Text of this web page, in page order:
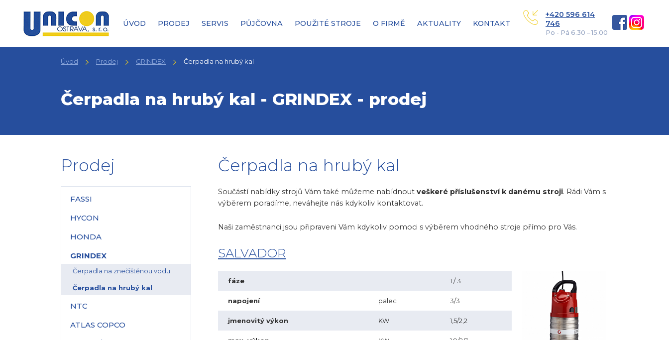
ÚVOD PRODEJ SERVIS PŮJČOVNA POUŽITÉ STROJE O FIRMĚ AKTUALITY KONTAKT
+420 596 614
746
Po - Pá 6.30 – 15.00
Úvod Prodej GRINDEX Čerpadla na hrubý kal
Čerpadla na hrubý kal - GRINDEX - prodej
Prodej
FASSI
HYCON
HONDA
GRINDEX
Čerpadla na znečištěnou vodu
Čerpadla na hrubý kal
NTC
ATLAS COPCO
Čerpadla na hrubý kal
Součástí nabídky strojů Vám také můžeme nabídnout veškeré příslušenství k danému stroji. Rádi Vám s
výběrem poradíme, neváhejte nás kdykoliv kontaktovat.
Naši zaměstnanci jsou připraveni Vám kdykoliv pomoci s výběrem vhodného stroje přímo pro Vás.
SALVADOR
fáze 1 / 3
napojení palec 3/3
jmenovitý výkon KW 1,5/2,2